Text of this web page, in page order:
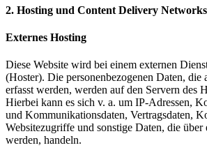
2. Hosting und Content Delivery
Externes Hosting
Diese Website wird bei einem externen
(Hoster). Die personenbezogenen Daten, die
erfasst werden, werden auf den Servern des
Hierbei kann es sich v. a. um IP-Adressen,
und Kommunikationsdaten, Vertragsdaten,
Websitezugriffe und sonstige Daten, die über
werden, handeln.